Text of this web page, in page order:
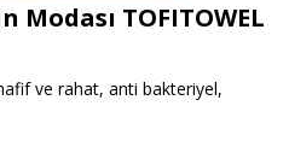
Modası TOFITOWEL
ve rahat, anti bakteriyel,